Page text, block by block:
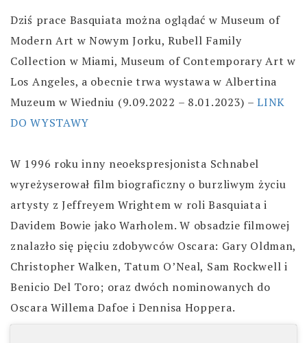
Dziś prace Basquiata można oglądać w Museum of
Modern Art w Nowym Jorku, Rubell Family
Collection w Miami, Museum of Contemporary Art w
Los Angeles, a obecnie trwa wystawa w Albertina
Muzeum w Wiedniu (9.09.2022 – 8.01.2023) – LINK
DO WYSTAWY
W 1996 roku inny neoekspresjonista Schnabel
wyreżyserował film biograficzny o burzliwym życiu
artysty z Jeffreyem Wrightem w roli Basquiata i
Davidem Bowie jako Warholem. W obsadzie filmowej
znalazło się pięciu zdobywców Oscara: Gary Oldman,
Christopher Walken, Tatum O’Neal, Sam Rockwell i
Benicio Del Toro; oraz dwóch nominowanych do
Oscara Willema Dafoe i Dennisa Hoppera.